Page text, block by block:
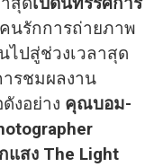
นรักการถ่ายภาพ
ปสู่ช่วงเวลาสุด
รชมผลงาน
งอย่าง คุณบอม-
แสง The Light